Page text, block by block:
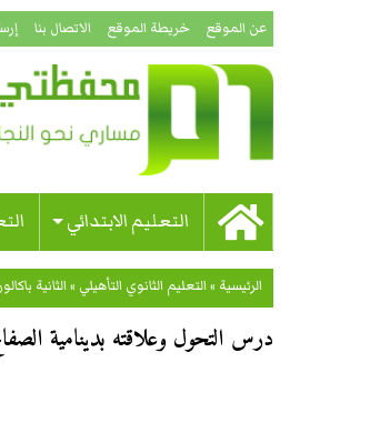
عن الموقع خريطة الموقع الاتصال بنا
التعليم الابتدائي
الرئيسية »التعليم الثانوي التأهيلي »الثانية
درس التحول وعلاقته بدينامية